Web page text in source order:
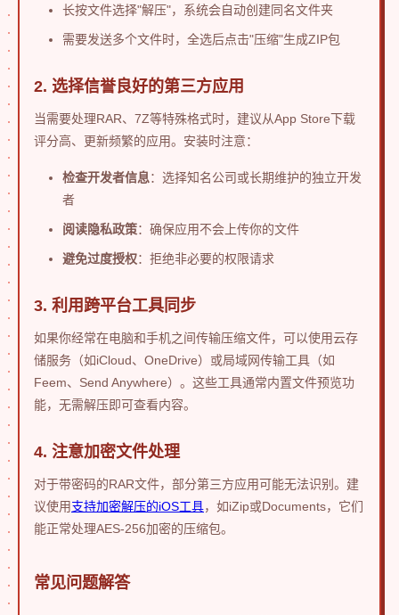
长按文件选择"解压"，系统会自动创建同名文件夹
需要发送多个文件时，全选后点击"压缩"生成ZIP包
2. 选择信誉良好的第三方应用
当需要处理RAR、7Z等特殊格式时，建议从App Store下载
评分高、更新频繁的应用。安装时注意：
检查开发者信息：选择知名公司或长期维护的独立开发
者
阅读隐私政策：确保应用不会上传你的文件
避免过度授权：拒绝非必要的权限请求
3. 利用跨平台工具同步
如果你经常在电脑和手机之间传输压缩文件，可以使用云存
储服务（如iCloud、OneDrive）或局域网传输工具（如
Feem、Send Anywhere）。这些工具通常内置文件预览功
能，无需解压即可查看内容。
4. 注意加密文件处理
对于带密码的RAR文件，部分第三方应用可能无法识别。建
议使用支持加密解压的iOS工具，如iZip或Documents，它们
能正常处理AES-256加密的压缩包。
常见问题解答